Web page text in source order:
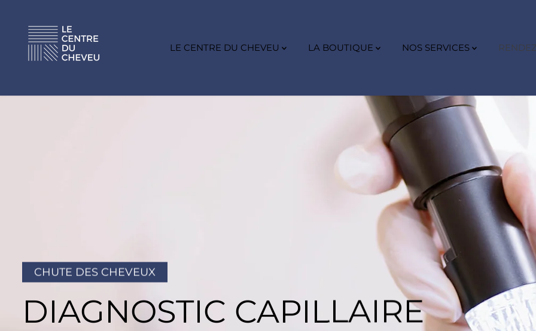
LE CENTRE DU CHEVEU LA BOUTIQUE NOS SERVICES
CHUTE DES CHEVEUX
DIAGNOSTIC CAPILLAIRE